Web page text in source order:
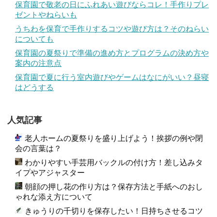
保育園で敬老の日にふれあい遊びならコレ！手作りプレ
ゼントやねらいも
うちわを保育で手作りするコツや遊び方は？そのねらい
についても
保育園の夏祭りで準備の進め方とプログラムの決め方や
案内の注意点
保育園で夏に行う室内遊びやゲームはなにがいい？昼寝
はどうする
人気記事
老人ホームの夏祭りを盛り上げよう！挨拶の例や閉
会の言葉は？
わかりやすい手芸用バックルの付け方！差し込みタ
イプやアジャスター
朝顔の押し花の作り方は？保存方法と手紙へのおし
ゃれな添え方について
きゅうりの千切りを保存したい！日持ちさせるコツ